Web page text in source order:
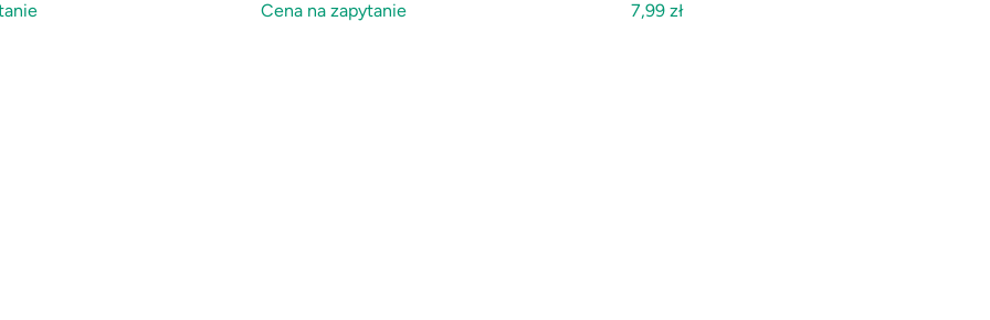
Cena na zapytanie 7,99 zł